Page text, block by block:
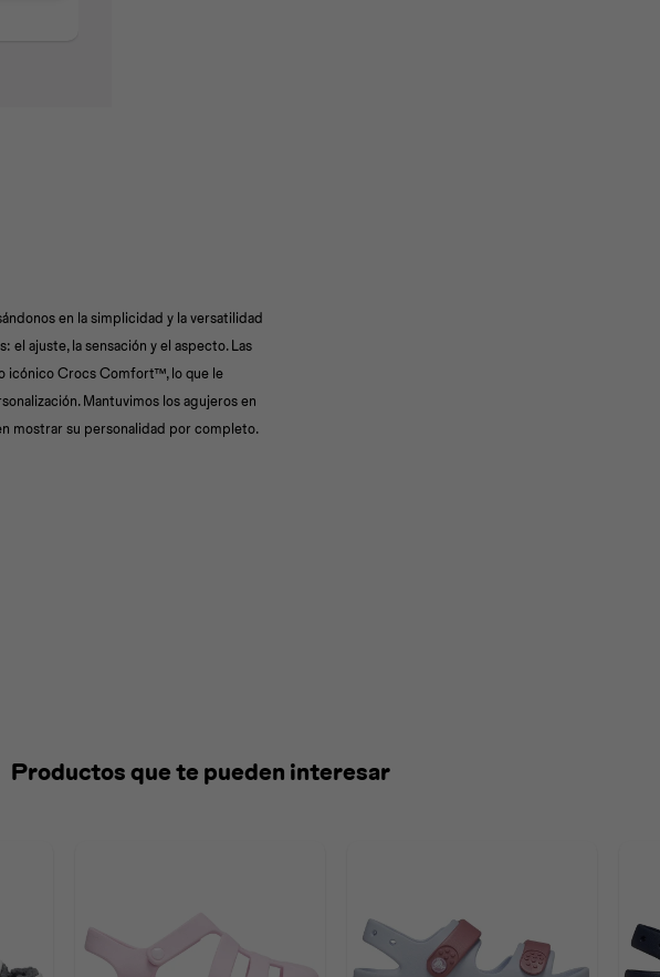
en la simplicidad y la versatilidad
ajuste, la sensación y el aspecto. Las
icónico Crocs Comfort™, lo que le
Mantuvimos los agujeros en
mostrar su personalidad por completo.
Productos que te pueden interesar